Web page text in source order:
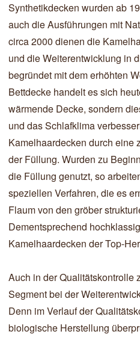
Synthetikdecken wurden ab
auch die Ausführungen mit
circa 2000 dienen die
und die Weiterentwicklung in
begründet mit dem erhöhten
Bettdecke handelt es sich
wärmende Decke, sondern
und das Schlafklima
Kamelhaardecken durch eine
der Füllung. Wurden zu
die Füllung genutzt, so
speziellen Verfahren, die es
Flaum von den gröber
Dementsprechend
Kamelhaardecken der Top-
Auch in der Qualitätskontrolle
Segment bei der
Denn im Verlauf der
biologische Herstellung